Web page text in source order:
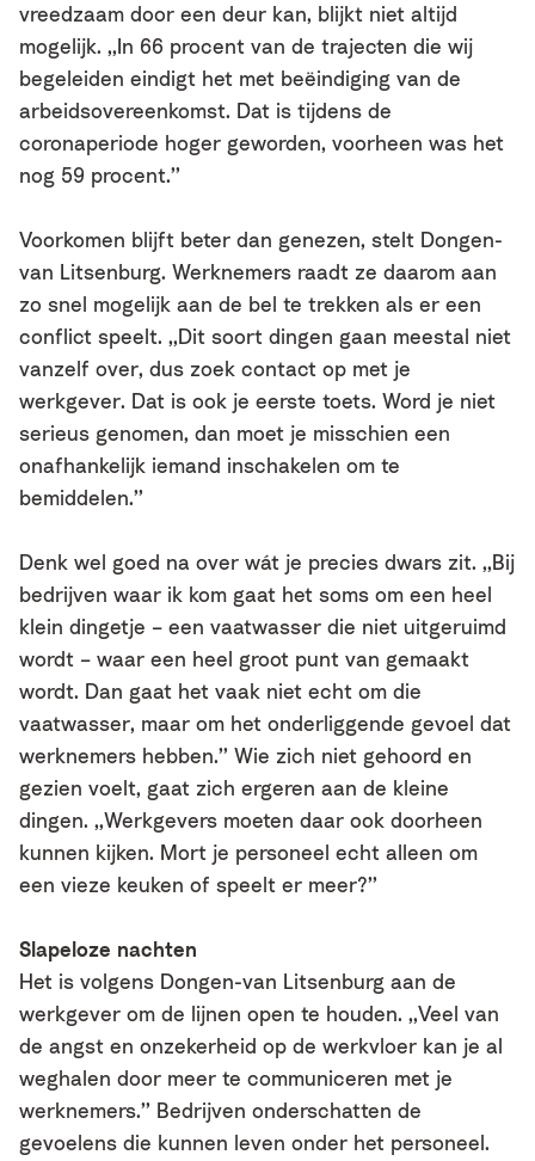
vreedzaam door een deur kan, blijkt niet altijd
mogelijk. ,,In 66 procent van de trajecten die wij
begeleiden eindigt het met beëindiging van de
arbeidsovereenkomst. Dat is tijdens de
coronaperiode hoger geworden, voorheen was het
nog 59 procent.’’
Voorkomen blijft beter dan genezen, stelt Dongen-
van Litsenburg. Werknemers raadt ze daarom aan
zo snel mogelijk aan de bel te trekken als er een
conflict speelt. ,,Dit soort dingen gaan meestal niet
vanzelf over, dus zoek contact op met je
werkgever. Dat is ook je eerste toets. Word je niet
serieus genomen, dan moet je misschien een
onafhankelijk iemand inschakelen om te
bemiddelen.’’
Denk wel goed na over wát je precies dwars zit. ,,Bij
bedrijven waar ik kom gaat het soms om een heel
klein dingetje – een vaatwasser die niet uitgeruimd
wordt – waar een heel groot punt van gemaakt
wordt. Dan gaat het vaak niet echt om die
vaatwasser, maar om het onderliggende gevoel dat
werknemers hebben.’’ Wie zich niet gehoord en
gezien voelt, gaat zich ergeren aan de kleine
dingen. ,,Werkgevers moeten daar ook doorheen
kunnen kijken. Mort je personeel echt alleen om
een vieze keuken of speelt er meer?’’
Slapeloze nachten
Het is volgens Dongen-van Litsenburg aan de
werkgever om de lijnen open te houden. ,,Veel van
de angst en onzekerheid op de werkvloer kan je al
weghalen door meer te communiceren met je
werknemers.’’ Bedrijven onderschatten de
gevoelens die kunnen leven onder het personeel.